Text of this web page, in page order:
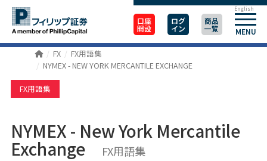
口座
開設
ログ
イン
商品
一覧 MENU
English
FX
FX用語集
NYMEX - NEW YORK MERCANTILE EXCHANGE
FX用語集
NYMEX - New York Mercantile
Exchange FX用語集